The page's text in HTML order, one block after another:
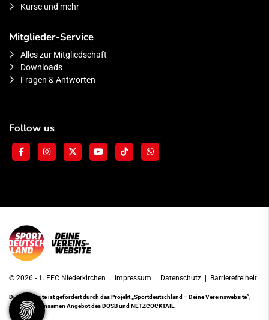
Kurse und mehr
Mitglieder-Service
Alles zur Mitgliedschaft
Downloads
Fragen & Antworten
Follow us
© 2026 - 1. FFC Niederkirchen | Impressum | Datenschutz | Barrierefreiheit
Diese Website ist gefördert durch das Projekt„Sportdeutschland – Deine Vereinswebsite”,
einem gemeinsamen Angebot des DOSB und NETZCOCKTAIL.